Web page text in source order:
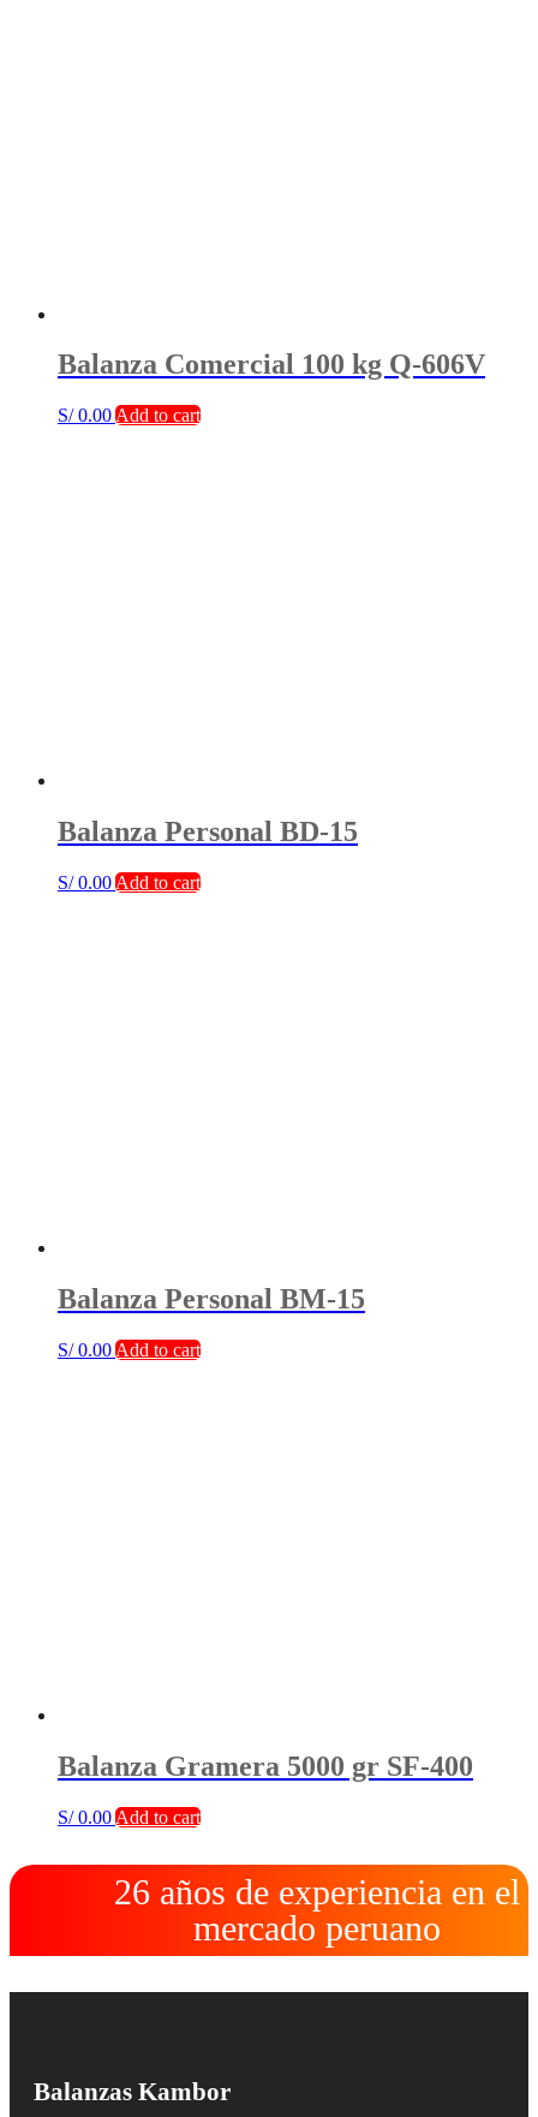
Balanza Comercial 100 kg Q-606V
S/0.00Add to cart
Balanza Personal BD-15
S/0.00Add to cart
Balanza Personal BM-15
S/0.00Add to cart
Balanza Gramera 5000 gr SF-400
S/0.00Add to cart
26 años de experiencia en el
mercado peruano
Balanzas Kambor